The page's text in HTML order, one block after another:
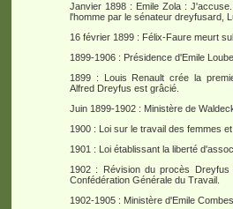
Janvier 1898 : Emile Zola :
l'homme par le sénateur dreyfusard,
16 février 1899 : Félix-Faure meurt
1899-1906 : Présidence d'Emile
1899 : Louis Renault crée la
Alfred Dreyfus est grâcié.
Juin 1899-1902 : Ministère de
1900 : Loi sur le travail des femmes
1901 : Loi établissant la liberté
1902 : Révision du procès
Confédération Générale du Travail.
1902-1905 : Ministère d'Emile